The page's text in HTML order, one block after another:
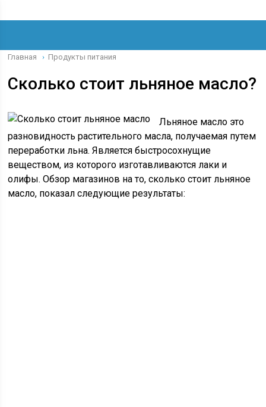
Главная › Продукты питания
Сколько стоит льняное масло?
Льняное масло это
разновидность растительного масла, получаемая путем
переработки льна. Является быстросохнущие
веществом, из которого изготавливаются лаки и
олифы. Обзор магазинов на то, сколько стоит льняное
масло, показал следующие результаты: